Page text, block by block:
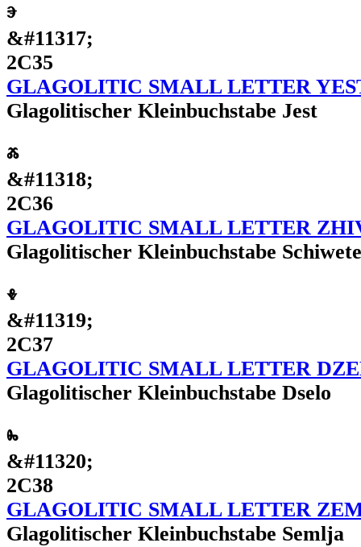
ⰵ
&#11317;
2C35
GLAGOLITIC SMALL LETTER
Glagolitischer Kleinbuchstabe Jest
ⰶ
&#11318;
2C36
GLAGOLITIC SMALL LETTER
Glagolitischer Kleinbuchstabe Schiwete
ⰷ
&#11319;
2C37
GLAGOLITIC SMALL LETTER
Glagolitischer Kleinbuchstabe Dselo
ⰸ
&#11320;
2C38
GLAGOLITIC SMALL LETTER
Glagolitischer Kleinbuchstabe Semlja